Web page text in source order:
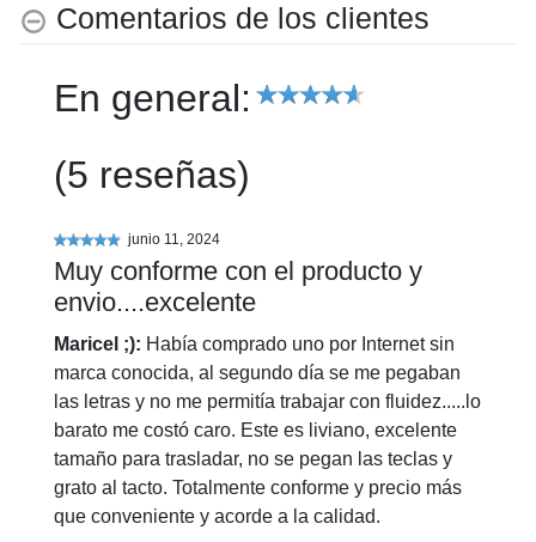
Comentarios de los clientes
En general:
(5 reseñas)
Muy conforme con el producto y
envio....excelente
Maricel ;): Había comprado uno por Internet sin
marca conocida, al segundo día se me pegaban
las letras y no me permitía trabajar con fluidez.....lo
barato me costó caro. Este es liviano, excelente
tamaño para trasladar, no se pegan las teclas y
grato al tacto. Totalmente conforme y precio más
que conveniente y acorde a la calidad.